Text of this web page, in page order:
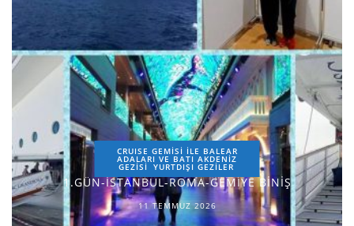
CRUISE GEMİSİ İLE BALEAR
ADALARI VE BATI AKDENİZ
GEZİSİ YURTDIŞI GEZILER
1.GÜN-İSTANBUL-ROMA-GEMİYE BİNİŞ
11 TEMMUZ 2026